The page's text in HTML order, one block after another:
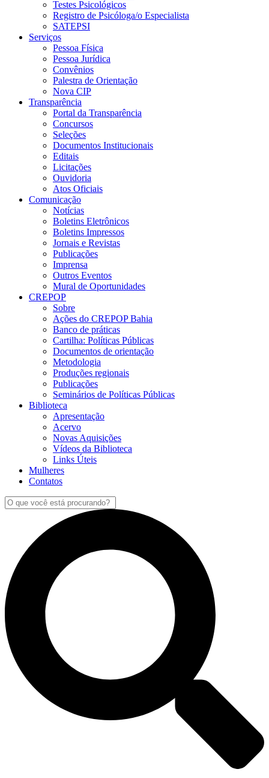
Testes Psicológicos
Registro de Psicóloga/o Especialista
SATEPSI
Serviços
Pessoa Física
Pessoa Jurídica
Convênios
Palestra de Orientação
Nova CIP
Transparência
Portal da Transparência
Concursos
Seleções
Documentos Institucionais
Editais
Licitações
Ouvidoria
Atos Oficiais
Comunicação
Notícias
Boletins Eletrônicos
Boletins Impressos
Jornais e Revistas
Publicações
Imprensa
Outros Eventos
Mural de Oportunidades
CREPOP
Sobre
Ações do CREPOP Bahia
Banco de práticas
Cartilha: Políticas Públicas
Documentos de orientação
Metodologia
Produções regionais
Publicações
Seminários de Políticas Públicas
Biblioteca
Apresentação
Acervo
Novas Aquisições
Vídeos da Biblioteca
Links Úteis
Mulheres
Contatos